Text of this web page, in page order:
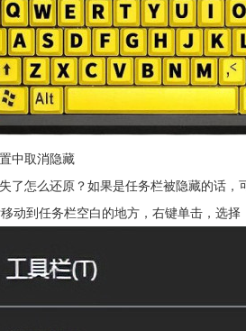
中取消隐藏
了怎么还原？如果是任务栏被隐藏的话，
动到任务栏空白的地方，右键单击，选择